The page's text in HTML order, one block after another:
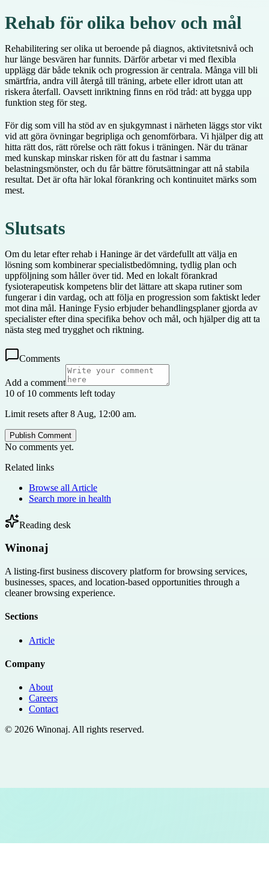
Rehab för olika behov och mål
Rehabilitering ser olika ut beroende på diagnos, aktivitetsnivå och
hur länge besvären har funnits. Därför arbetar vi med flexibla
upplägg där både teknik och progression är centrala. Många vill bli
smärtfria, andra vill återgå till träning, arbete eller idrott utan att
riskera återfall. Oavsett inriktning finns en röd tråd: att bygga upp
funktion steg för steg.
För dig som vill ha stöd av en sjukgymnast i närheten läggs stor vikt
vid att göra övningar begripliga och genomförbara. Vi hjälper dig att
hitta rätt dos, rätt rörelse och rätt fokus i träningen. När du tränar
med kunskap minskar risken för att du fastnar i samma
belastningsmönster, och du får bättre förutsättningar att nå stabila
resultat. Det är ofta här lokal förankring och kontinuitet märks som
mest.
Slutsats
Om du letar efter rehab i Haninge är det värdefullt att välja en
lösning som kombinerar specialistbedömning, tydlig plan och
uppföljning som håller över tid. Med en lokalt förankrad
fysioterapeutisk kompetens blir det lättare att skapa rutiner som
fungerar i din vardag, och att följa en progression som faktiskt leder
mot dina mål. Haninge Fysio erbjuder behandlingsplaner gjorda av
specialister efter dina specifika behov och mål, och hjälper dig att ta
nästa steg med trygghet och riktning.
Comments
Add a comment
10 of 10 comments left today
Limit resets after 8 Aug, 12:00 am.
Publish Comment
No comments yet.
Related links
Browse all Article
Search more in health
Reading desk
Winonaj
A listing-first business discovery platform for browsing services,
businesses, spaces, and location-based opportunities through a
cleaner browsing experience.
Sections
Article
Company
About
Careers
Contact
© 2026 Winonaj. All rights reserved.